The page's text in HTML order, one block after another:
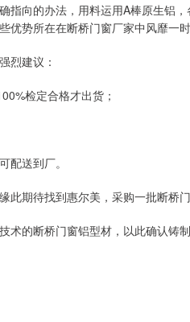
指向的办法，用料运用A棒原生铝
势所在在断桥门窗厂家中风靡一时
烈建议：
检定合格才出货；
送到厂。
期待找到惠尔美，采购一批断桥门
术的断桥门窗铝型材，以此确认铸